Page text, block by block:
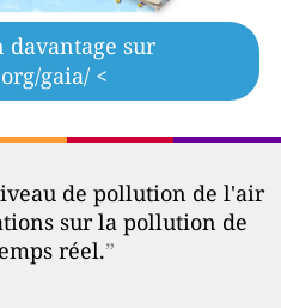
davantage sur
gaia/ <
de pollution de l'air
sur la pollution de
réel.”